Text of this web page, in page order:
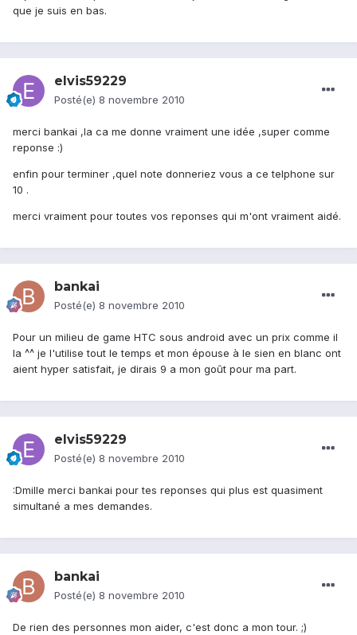
que je suis en bas.
elvis59229
Posté(e) 8 novembre 2010
merci bankai ,la ca me donne vraiment une idée ,super comme
reponse :)
enfin pour terminer ,quel note donneriez vous a ce telphone sur
10 .
merci vraiment pour toutes vos reponses qui m'ont vraiment aidé.
bankai
Posté(e) 8 novembre 2010
Pour un milieu de game HTC sous android avec un prix comme il
la ^^ je l'utilise tout le temps et mon épouse à le sien en blanc ont
aient hyper satisfait, je dirais 9 a mon goût pour ma part.
elvis59229
Posté(e) 8 novembre 2010
:Dmille merci bankai pour tes reponses qui plus est quasiment
simultané a mes demandes.
bankai
Posté(e) 8 novembre 2010
De rien des personnes mon aider, c'est donc a mon tour. ;)